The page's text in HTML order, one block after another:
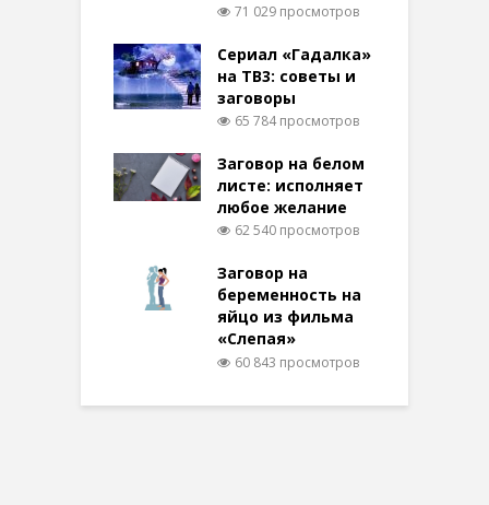
71 029 просмотров
Сериал «Гадалка»
на ТВ3: советы и
заговоры
65 784 просмотров
Заговор на белом
листе: исполняет
любое желание
62 540 просмотров
Заговор на
беременность на
яйцо из фильма
«Слепая»
60 843 просмотров